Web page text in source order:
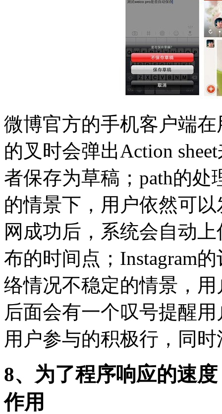
微博官方的手机客户端
的叉时会弹出Action
者保存为草稿；path的
的情景下，用户依然可
网成功后，系统会自动
布的时间点；Instagram
络情况不稳定的情景，
后面会有一个叹号提醒
用户参与的积极行，同
8、为了程序响应的速
作用